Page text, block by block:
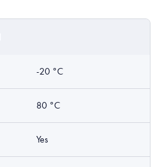
-20 °C
80 °C
Yes